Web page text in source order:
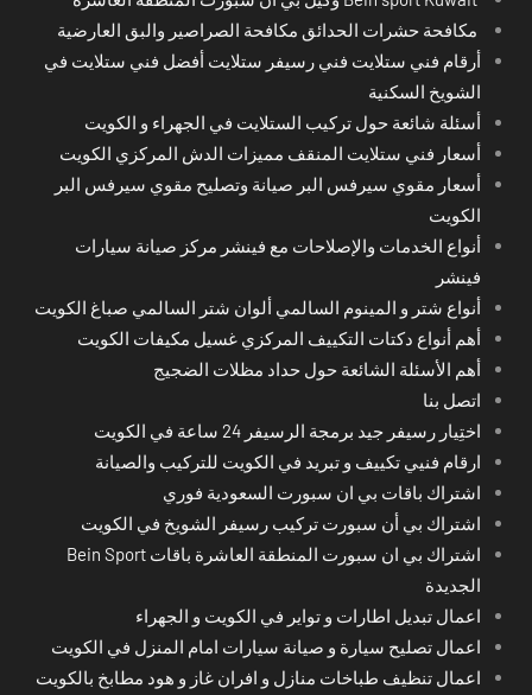
مكافحة حشرات الحدائق مكافحة الصراصير والبق العارضية
أرقام فني ستلايت فني رسيفر ستلايت أفضل فني ستلايت في
الشويخ السكنية
أسئلة شائعة حول تركيب الستلايت في الجهراء و الكويت
أسعار فني ستلايت المنقف مميزات الدش المركزي الكويت
أسعار مقوي سيرفس البر صيانة وتصليح مقوي سيرفس البر
الكويت
أنواع الخدمات والإصلاحات مع فينشر مركز صيانة سيارات
فينشر
أنواع شتر و المينوم السالمي ألوان شتر السالمي صباغ الكويت
أهم أنواع دكتات التكييف المركزي غسيل مكيفات الكويت
أهم الأسئلة الشائعة حول حداد مظلات الضجيج
اتصل بنا
اختِيار رسيفر جيد برمجة الرسيفر 24 ساعة في الكويت
ارقام فنيي تكييف و تبريد في الكويت للتركيب والصيانة
اشتراك باقات بي ان سبورت السعودية فوري
اشتراك بي أن سبورت تركيب رسيفر الشويخ في الكويت
اشتراك بي ان سبورت المنطقة العاشرة باقات Bein Sport
الجديدة
اعمال تبديل اطارات و تواير في الكويت و الجهراء
اعمال تصليح سيارة و صيانة سيارات امام المنزل في الكويت
اعمال تنظيف طباخات منازل و افران غاز و هود مطابخ بالكويت